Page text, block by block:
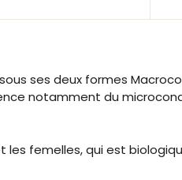
ses deux formes
notamment du
les femelles, qui est